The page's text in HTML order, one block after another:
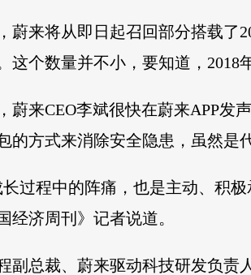
蔚来将从即日起召回部分搭载了
这个数量并不小，要知道，2018
蔚来CEO李斌很快在蔚来APP发
的方式来消除安全隐患，虽然是
过程中的阵痛，也是主动、积
经济周刊》记者说道。
副总裁、蔚来驱动科技研发负责